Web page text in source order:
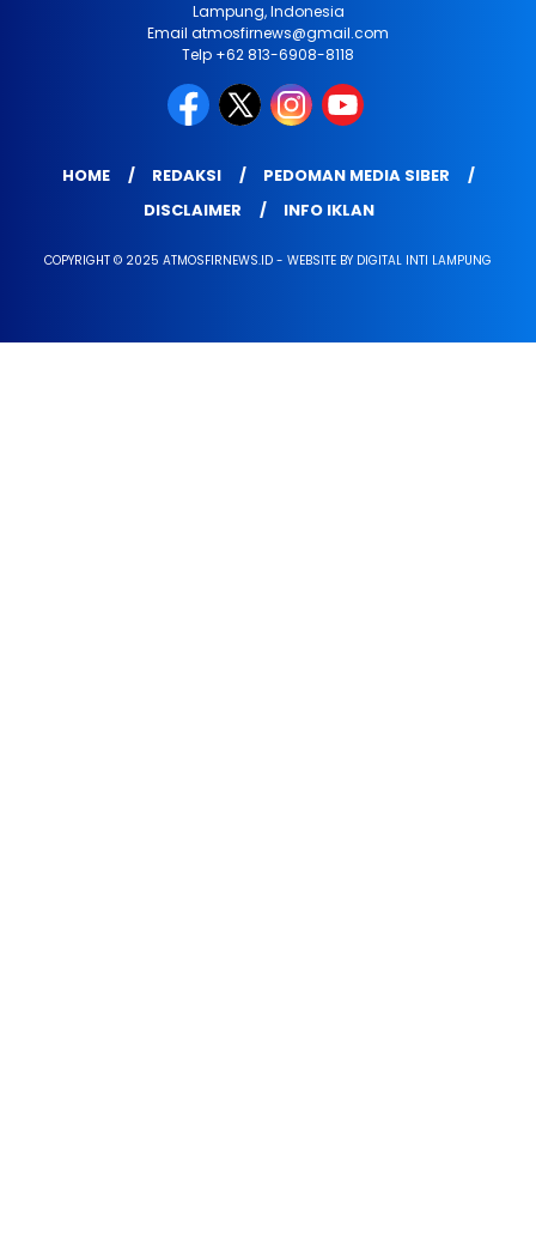
Lampung, Indonesia
Email atmosfirnews@gmail.com
Telp +62 813-6908-8118
HOME REDAKSI
PEDOMAN MEDIA SIBER
DISCLAIMER
INFO IKLAN
COPYRIGHT © 2025 ATMOSFIRNEWS.ID - WEBSITE BY DIGITAL INTI LAMPUNG